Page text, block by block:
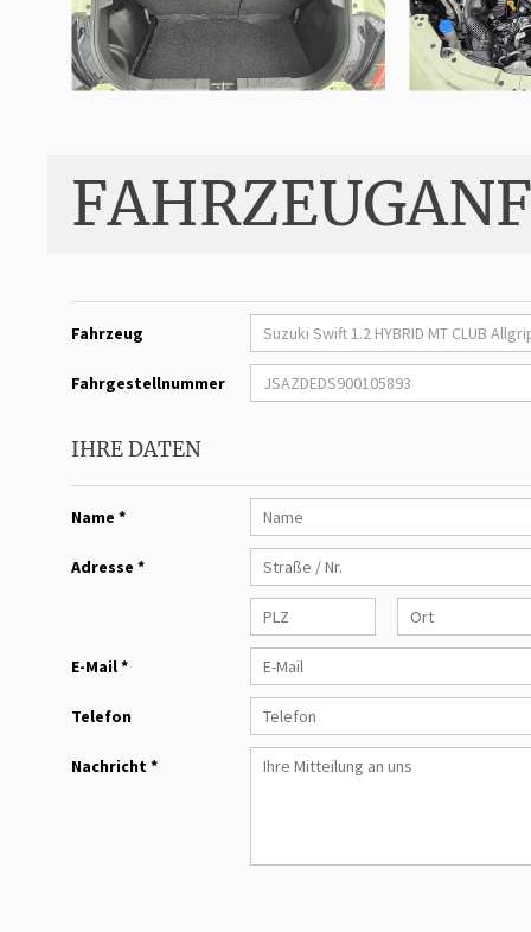
Fahrzeug
Fahrgestellnummer
IHRE DATEN
Name *
Adresse *
E-Mail *
Telefon
Nachricht *